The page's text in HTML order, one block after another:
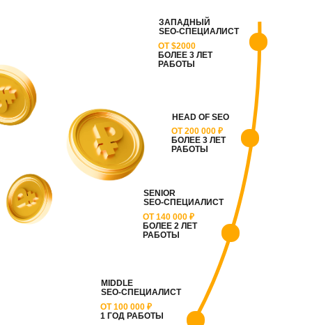
MIDDLE
SEO-СПЕЦИАЛИСТ
ОТ 100 000 ₽
1 ГОД РАБОТЫ
SENIOR
SEO-СПЕЦИАЛИСТ
ОТ 140 000 ₽
БОЛЕЕ 2 ЛЕТ
РАБОТЫ
HEAD OF SEO
ОТ 200 000 ₽
БОЛЕЕ 3 ЛЕТ
РАБОТЫ
ЗАПАДНЫЙ
SEO-СПЕЦИАЛИСТ
ОТ $2000
БОЛЕЕ 3 ЛЕТ
РАБОТЫ